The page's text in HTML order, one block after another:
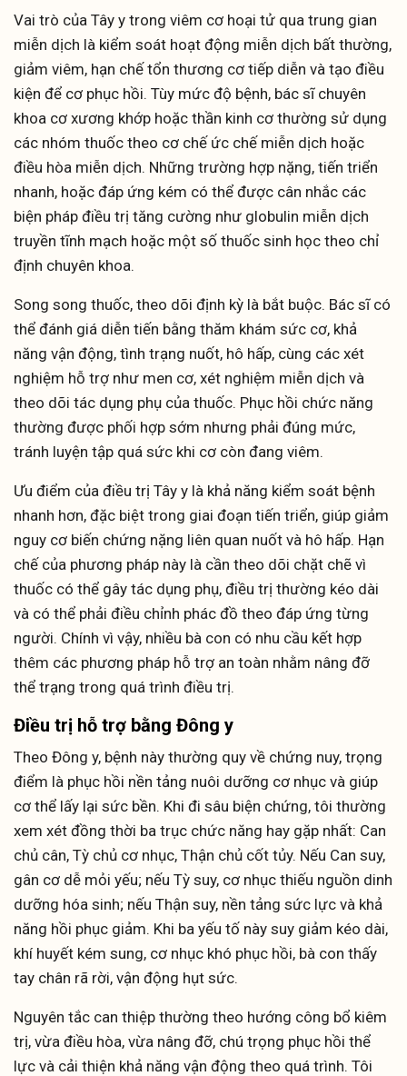
Vai trò của Tây y trong viêm cơ hoại tử qua trung gian
miễn dịch là kiểm soát hoạt động miễn dịch bất thường,
giảm viêm, hạn chế tổn thương cơ tiếp diễn và tạo điều
kiện để cơ phục hồi. Tùy mức độ bệnh, bác sĩ chuyên
khoa cơ xương khớp hoặc thần kinh cơ thường sử dụng
các nhóm thuốc theo cơ chế ức chế miễn dịch hoặc
điều hòa miễn dịch. Những trường hợp nặng, tiến triển
nhanh, hoặc đáp ứng kém có thể được cân nhắc các
biện pháp điều trị tăng cường như globulin miễn dịch
truyền tĩnh mạch hoặc một số thuốc sinh học theo chỉ
định chuyên khoa.
Song song thuốc, theo dõi định kỳ là bắt buộc. Bác sĩ có
thể đánh giá diễn tiến bằng thăm khám sức cơ, khả
năng vận động, tình trạng nuốt, hô hấp, cùng các xét
nghiệm hỗ trợ như men cơ, xét nghiệm miễn dịch và
theo dõi tác dụng phụ của thuốc. Phục hồi chức năng
thường được phối hợp sớm nhưng phải đúng mức,
tránh luyện tập quá sức khi cơ còn đang viêm.
Ưu điểm của điều trị Tây y là khả năng kiểm soát bệnh
nhanh hơn, đặc biệt trong giai đoạn tiến triển, giúp giảm
nguy cơ biến chứng nặng liên quan nuốt và hô hấp. Hạn
chế của phương pháp này là cần theo dõi chặt chẽ vì
thuốc có thể gây tác dụng phụ, điều trị thường kéo dài
và có thể phải điều chỉnh phác đồ theo đáp ứng từng
người. Chính vì vậy, nhiều bà con có nhu cầu kết hợp
thêm các phương pháp hỗ trợ an toàn nhằm nâng đỡ
thể trạng trong quá trình điều trị.
Điều trị hỗ trợ bằng Đông y
Theo Đông y, bệnh này thường quy về chứng nuy, trọng
điểm là phục hồi nền tảng nuôi dưỡng cơ nhục và giúp
cơ thể lấy lại sức bền. Khi đi sâu biện chứng, tôi thường
xem xét đồng thời ba trục chức năng hay gặp nhất: Can
chủ cân, Tỳ chủ cơ nhục, Thận chủ cốt tủy. Nếu Can suy,
gân cơ dễ mỏi yếu; nếu Tỳ suy, cơ nhục thiếu nguồn dinh
dưỡng hóa sinh; nếu Thận suy, nền tảng sức lực và khả
năng hồi phục giảm. Khi ba yếu tố này suy giảm kéo dài,
khí huyết kém sung, cơ nhục khó phục hồi, bà con thấy
tay chân rã rời, vận động hụt sức.
Nguyên tắc can thiệp thường theo hướng công bổ kiêm
trị, vừa điều hòa, vừa nâng đỡ, chú trọng phục hồi thể
lực và cải thiện khả năng vận động theo quá trình. Tôi